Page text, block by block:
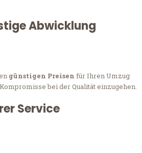
Abwicklung
günstigen Preisen für Ihren Umzug
bei der Qualität einzugehen.
Service